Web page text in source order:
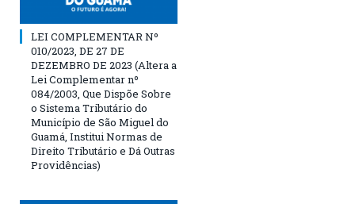
LEI COMPLEMENTAR Nº
010/2023, DE 27 DE
DEZEMBRO DE 2023 (Altera a
Lei Complementar nº
084/2003, Que Dispõe Sobre
o Sistema Tributário do
Município de São Miguel do
Guamá, Institui Normas de
Direito Tributário e Dá Outras
Providências)